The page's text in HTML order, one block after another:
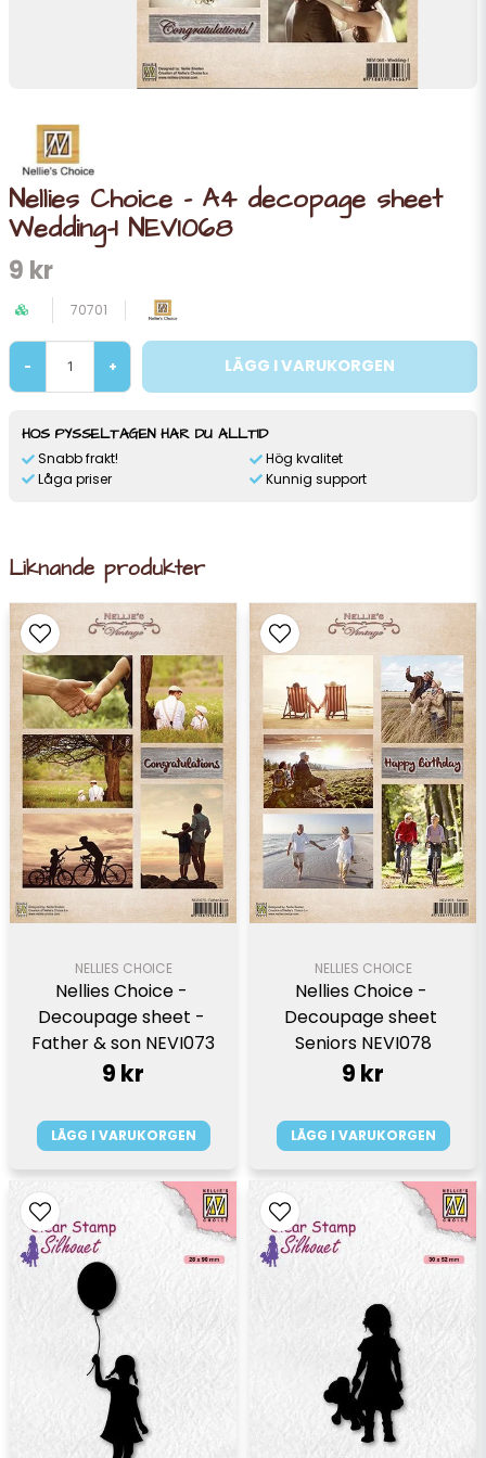
Nellies Choice - A4 decopage sheet
Wedding-1 NEVI068
9 kr
70701
- + LÄGG I VARUKORGEN
HOS PYSSELTAGEN HAR DU ALLTID
Snabb frakt!
Låga priser
Hög kvalitet
Kunnig support
Liknande produkter
NELLIES CHOICE
Nellies Choice -
Decoupage sheet -
Father & son NEVI073
9 kr
LÄGG I VARUKORGEN
NELLIES CHOICE
Nellies Choice -
Decoupage sheet
Seniors NEVI078
9 kr
LÄGG I VARUKORGEN